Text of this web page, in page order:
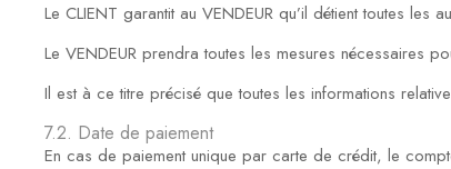
Le CLIENT garantit au VENDEUR qu’il détient toutes
Le VENDEUR prendra toutes les mesures nécessaires
Il est à ce titre précisé que toutes les informations
7.2. Date de paiement
En cas de paiement unique par carte de crédit, le